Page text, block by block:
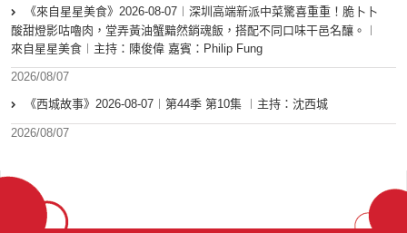
《來自星星美食》2026-08-07︱深圳高端新派中菜驚喜重重！脆卜卜
酸甜燈影咕嚕肉，堂弄黃油蟹黯然銷魂飯，搭配不同口味干邑名釀。︱
來自星星美食︱主持：陳俊偉 嘉賓：Philip Fung
2026/08/07
《西城故事》2026-08-07︱第44季 第10集 ︱主持：沈西城
2026/08/07